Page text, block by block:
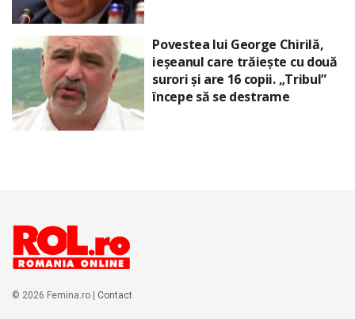
Povestea lui George Chirilă,
ieșeanul care trăiește cu două
surori și are 16 copii. „Tribul”
începe să se destrame
© 2026 Femina.ro | Contact